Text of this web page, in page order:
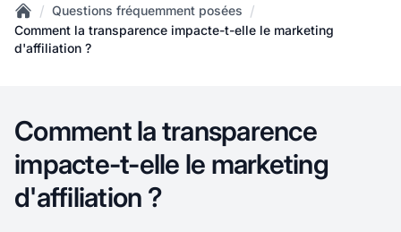
Home
/ Questions fréquemment posées /
Comment la transparence impacte-t-elle le marketing
d'affiliation ?
Comment la transparence
impacte-t-elle le marketing
d'affiliation ?